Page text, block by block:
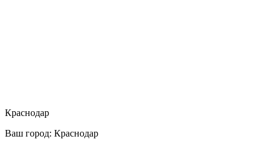
Краснодар
Ваш город: Краснодар